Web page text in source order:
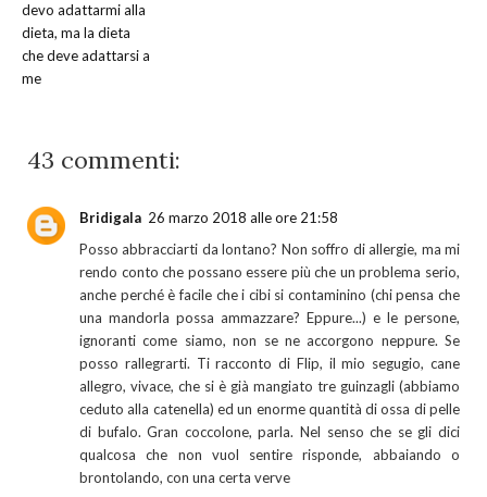
devo adattarmi alla
dieta, ma la dieta
che deve adattarsi a
me
43 commenti:
Bridigala 26 marzo 2018 alle ore 21:58
Posso abbracciarti da lontano? Non soffro di allergie, ma mi
rendo conto che possano essere più che un problema serio,
anche perché è facile che i cibi si contaminino (chi pensa che
una mandorla possa ammazzare? Eppure...) e le persone,
ignoranti come siamo, non se ne accorgono neppure. Se
posso rallegrarti. Ti racconto di Flip, il mio segugio, cane
allegro, vivace, che si è già mangiato tre guinzagli (abbiamo
ceduto alla catenella) ed un enorme quantità di ossa di pelle
di bufalo. Gran coccolone, parla. Nel senso che se gli dici
qualcosa che non vuol sentire risponde, abbaiando o
brontolando, con una certa verve